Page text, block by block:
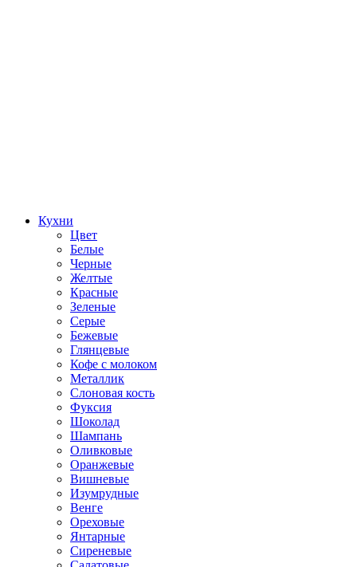
Кухни
Цвет
Белые
Черные
Желтые
Красные
Зеленые
Серые
Бежевые
Глянцевые
Кофе с молоком
Металлик
Слоновая кость
Фуксия
Шоколад
Шампань
Оливковые
Оранжевые
Вишневые
Изумрудные
Венге
Ореховые
Янтарные
Сиреневые